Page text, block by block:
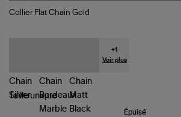
Collier
Collier Flat Chain Gold
+1
Voir plus
Tailleunique
Épuisé